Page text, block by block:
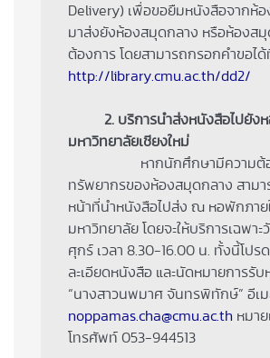
Delivery) เพื่อขอยืมหนังสือจากห้
มาส่งยังห้องสมุดกลาง หรือห้องส
ต้องการ โดยสามารถกรอกคำขอได้
http://library.cmu.ac.th/dd2/
2. บริการนำส่งหนังสือไปยังห
มหาวิทยาลัยเชียงใหม่
หากนักศึกษามีความต้
ทรัพยากรของห้องสมุดกลาง สามา
หน้าที่นำหนังสือไปส่ง ณ หอพักภาย
มหาวิทยาลัย โดยจะให้บริการเฉพา
ศุกร์ เวลา 8.30-16.00 น. ทั้งนี้โปร
ละเอียดหนังสือ และนัดหมายการรั
“นางสาวนพมาศ จันทรพิทักษ์” อีเ
noppamas.cha@cmu.ac.th หมาย
โทรศัพท์ 053-944513